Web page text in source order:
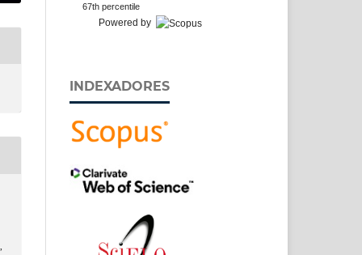
,
67th percentile
Powered by
INDEXADORES